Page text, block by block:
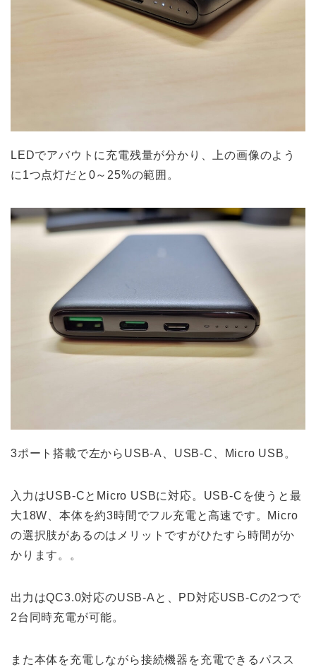
LEDでアバウトに充電残量が分かり、上の画像のよう
に1つ点灯だと0～25%の範囲。
3ポート搭載で左からUSB-A、USB-C、Micro USB。
入力はUSB-CとMicro USBに対応。USB-Cを使うと最
大18W、本体を約3時間でフル充電と高速です。Micro
の選択肢があるのはメリットですがひたすら時間がか
かります。。
出力はQC3.0対応のUSB-Aと、PD対応USB-Cの2つで
2台同時充電が可能。
また本体を充電しながら接続機器を充電できるパスス